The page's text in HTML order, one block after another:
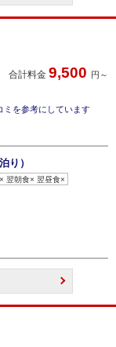
合計料金 9,500 円～
ミを参考にしています
り）
翌朝食× 翌昼食×